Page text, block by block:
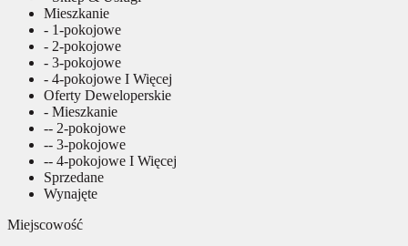
Mieszkanie
- 1-pokojowe
- 2-pokojowe
- 3-pokojowe
- 4-pokojowe I Więcej
Oferty Deweloperskie
- Mieszkanie
-- 2-pokojowe
-- 3-pokojowe
-- 4-pokojowe I Więcej
Sprzedane
Wynajęte
Miejscowość